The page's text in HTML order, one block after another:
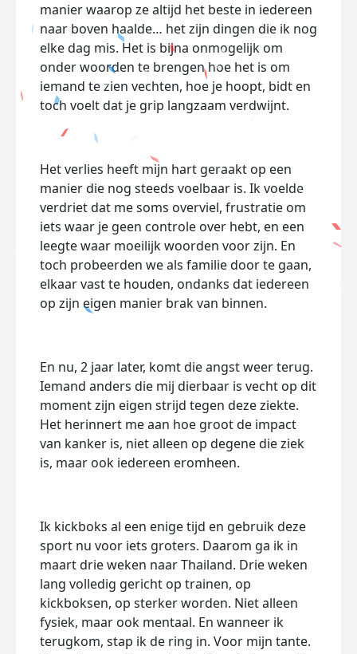
manier waarop ze altijd het beste in iedereen
naar boven haalde… het zijn dingen die ik nog
elke dag mis. Het is bijna onmogelijk om
onder woorden te brengen hoe het is om
iemand te zien vechten, hoe je hoopt, bidt en
toch voelt dat je grip langzaam verdwijnt.
Het verlies heeft mijn hart geraakt op een
manier die nog steeds voelbaar is. Ik voelde
verdriet dat me soms overviel, frustratie om
iets waar je geen controle over hebt, en een
leegte waar moeilijk woorden voor zijn. En
toch probeerden we als familie door te gaan,
elkaar vast te houden, ondanks dat iedereen
op zijn eigen manier brak van binnen.
En nu, 2 jaar later, komt die angst weer terug.
Iemand anders die mij dierbaar is vecht op dit
moment zijn eigen strijd tegen deze ziekte.
Het herinnert me aan hoe groot de impact
van kanker is, niet alleen op degene die ziek
is, maar ook iedereen eromheen.
Ik kickboks al een enige tijd en gebruik deze
sport nu voor iets groters. Daarom ga ik in
maart drie weken naar Thailand. Drie weken
lang volledig gericht op trainen, op
kickboksen, op sterker worden. Niet alleen
fysiek, maar ook mentaal. En wanneer ik
terugkom, stap ik de ring in. Voor mijn tante.